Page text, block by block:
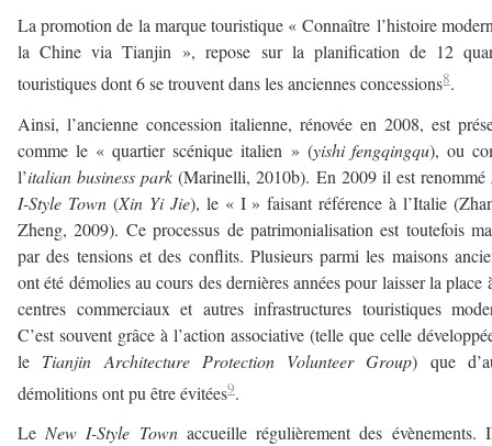
La promotion de la marque touristique « Connaître l’histoire
la Chine via Tianjin », repose sur la planification de 12
touristiques dont 6 se trouvent dans les anciennes concessions8.
Ainsi, l’ancienne concession italienne, rénovée en 2008, est
comme le « quartier scénique italien » (yishi fengqingqu), ou
l’italian business park (Marinelli, 2010b). En 2009 il est renommé
I-Style Town(Xin Yi Jie), le « I » faisant référence à l’Italie
Zheng, 2009). Ce processus de patrimonialisation est toutefois
par des tensions et des conflits. Plusieurs parmi les maisons
ont été démolies au cours des dernières années pour laisser la place
centres commerciaux et autres infrastructures touristiques
C’est souvent grâce à l’action associative (telle que celle
le Tianjin Architecture Protection Volunteer Group) que
démolitions ont pu être évitées9.
Le New I-Style Townaccueille régulièrement des évènements.